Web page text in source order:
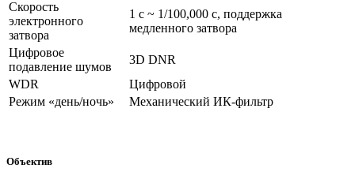
Скорость
электронного
затвора
1 с ~ 1/100,000 с, поддержка
медленного затвора
Цифровое
подавление шумов
3D DNR
WDR
Цифровой
Режим «день/ночь»
Механический ИК-фильтр
Объектив